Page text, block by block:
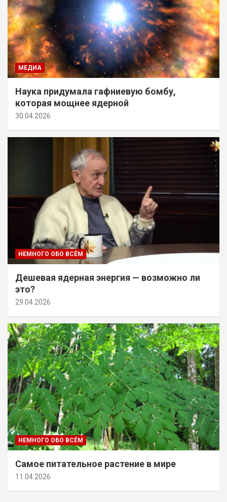
МЕДИА
Наука придумала гафниевую бомбу,
которая мощнее ядерной
30.04.2026
НЕМНОГО ОБО ВСЁМ
Дешевая ядерная энергия — возможно ли
это?
29.04.2026
НЕМНОГО ОБО ВСЁМ
Самое питательное растение в мире
11.04.2026